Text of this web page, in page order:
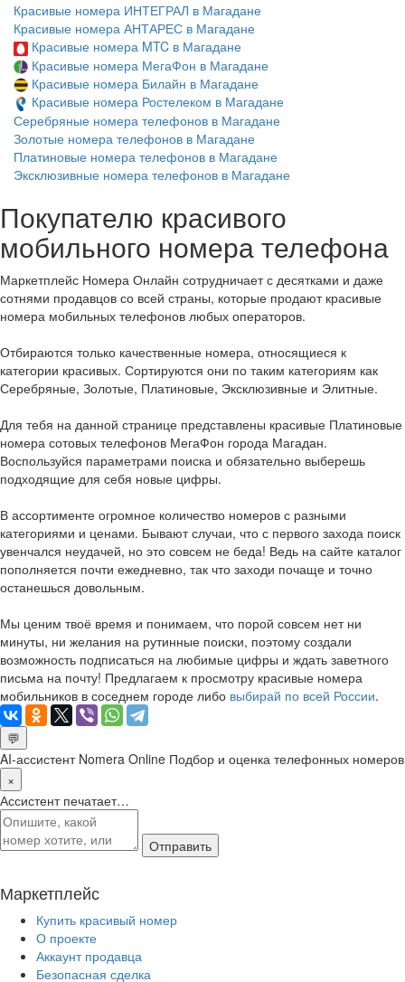
Красивые номера ИНТЕГРАЛ в Магадане
Красивые номера АНТАРЕС в Магадане
Красивые номера MTC в Магадане
Красивые номера МегаФон в Магадане
Красивые номера Билайн в Магадане
Красивые номера Ростелеком в Магадане
Серебряные номера телефонов в Магадане
Золотые номера телефонов в Магадане
Платиновые номера телефонов в Магадане
Эксклюзивные номера телефонов в Магадане
Покупателю красивого
мобильного номера телефона
Маркетплейс Номера Онлайн сотрудничает с десятками и даже
сотнями продавцов со всей страны, которые продают красивые
номера мобильных телефонов любых операторов.
Отбираются только качественные номера, относящиеся к
категории красивых. Сортируются они по таким категориям как
Серебряные, Золотые, Платиновые, Эксклюзивные и Элитные.
Для тебя на данной странице представлены красивые Платиновые
номера сотовых телефонов МегаФон города Магадан.
Воспользуйся параметрами поиска и обязательно выберешь
подходящие для себя новые цифры.
В ассортименте огромное количество номеров с разными
категориями и ценами. Бывают случаи, что с первого захода поиск
увенчался неудачей, но это совсем не беда! Ведь на сайте каталог
пополняется почти ежедневно, так что заходи почаще и точно
останешься довольным.
Мы ценим твоё время и понимаем, что порой совсем нет ни
минуты, ни желания на рутинные поиски, поэтому создали
возможность подписаться на любимые цифры и ждать заветного
письма на почту! Предлагаем к просмотру красивые номера
мобильников в соседнем городе либо выбирай по всей России.
💬
AI-ассистент Nomera Online Подбор и оценка телефонных номеров
×
Ассистент печатает…
Отправить
Маркетплейс
Купить красивый номер
О проекте
Аккаунт продавца
Безопасная сделка